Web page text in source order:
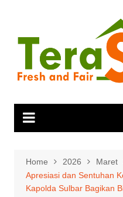
content
Home 2026 Maret
Apresiasi dan Sentuhan
Kapolda Sulbar Bagikan